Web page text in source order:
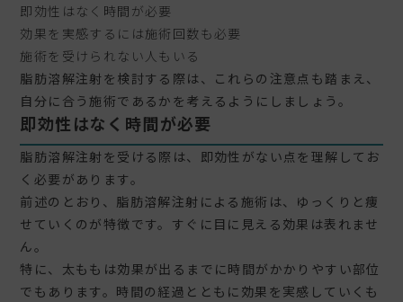
即効性はなく時間が必要
効果を実感するには施術回数も必要
施術を受けられない人もいる
脂肪溶解注射を検討する際は、これらの注意点も踏まえ、
自分に合う施術であるかを考えるようにしましょう。
即効性はなく時間が必要
脂肪溶解注射を受ける際は、即効性がない点を理解してお
く必要があります。
前述のとおり、脂肪溶解注射による施術は、ゆっくりと痩
せていくのが特徴です。すぐに目に見える効果は表れませ
ん。
特に、太ももは効果が出るまでに時間がかかりやすい部位
でもあります。時間の経過とともに効果を実感していくも